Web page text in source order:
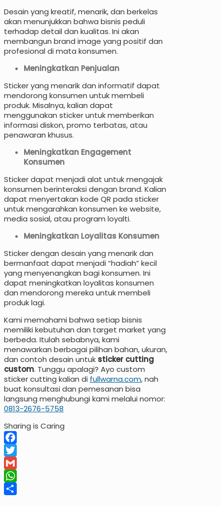
Desain yang kreatif, menarik, dan berkelas
akan menunjukkan bahwa bisnis peduli
terhadap detail dan kualitas. Ini akan
membangun brand image yang positif dan
profesional di mata konsumen.
Meningkatkan Penjualan
Sticker yang menarik dan informatif dapat
mendorong konsumen untuk membeli
produk. Misalnya, kalian dapat
menggunakan sticker untuk memberikan
informasi diskon, promo terbatas, atau
penawaran khusus.
Meningkatkan Engagement
Konsumen
Sticker dapat menjadi alat untuk mengajak
konsumen berinteraksi dengan brand. Kalian
dapat menyertakan kode QR pada sticker
untuk mengarahkan konsumen ke website,
media sosial, atau program loyalti.
Meningkatkan Loyalitas Konsumen
Sticker dengan desain yang menarik dan
bermanfaat dapat menjadi “hadiah” kecil
yang menyenangkan bagi konsumen. Ini
dapat meningkatkan loyalitas konsumen
dan mendorong mereka untuk membeli
produk lagi.
Kami memahami bahwa setiap bisnis
memiliki kebutuhan dan target market yang
berbeda. Itulah sebabnya, kami
menawarkan berbagai pilihan bahan, ukuran,
dan contoh desain untuk sticker cutting
custom. Tunggu apalagi? Ayo custom
sticker cutting kalian di fullwarna.com, nah
buat konsultasi dan pemesanan bisa
langsung menghubungi kami melalui nomor:
0813-2676-5758
Sharing is Caring
Facebook
Twitter
Gmail
WhatsApp